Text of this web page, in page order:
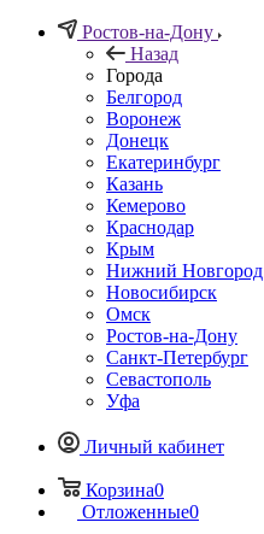
Ростов-на-Дону
Назад
Города
Белгород
Воронеж
Донецк
Екатеринбург
Казань
Кемерово
Краснодар
Крым
Нижний Новгород
Новосибирск
Омск
Ростов-на-Дону
Санкт-Петербург
Севастополь
Уфа
Личный кабинет
Корзина0
Отложенные0